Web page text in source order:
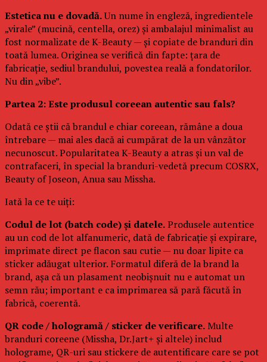
Estetica nu e dovadă.Un nume în engleză, ingredientele
„virale” (mucină, centella, orez) și ambalajul minimalist au
fost normalizate de K-Beauty — și copiate de branduri din
toată lumea. Originea se verifică din fapte: țara de
fabricație, sediul brandului, povestea reală a fondatorilor.
Nu din „vibe”.
Partea 2: Este produsul coreean autentic sau fals?
Odată ce știi că brandul e chiar coreean, rămâne a doua
întrebare — mai ales dacă ai cumpărat de la un vânzător
necunoscut. Popularitatea K-Beauty a atras și un val de
contrafaceri, în special la branduri-vedetă precum COSRX,
Beauty of Joseon, Anua sau Missha.
Iată la ce te uiți:
Codul de lot (batch code) și datele.Produsele autentice
au un cod de lot alfanumeric, dată de fabricație și expirare,
imprimate direct pe flacon sau cutie — nu doar lipite ca
sticker adăugat ulterior. Formatul diferă de la brand la
brand, așa că un plasament neobișnuit nu e automat un
semn rău; important e ca imprimarea să pară făcută în
fabrică, coerentă.
QR code / hologramă / sticker de verificare.Multe
branduri coreene (Missha, Dr.Jart+ și altele) includ
holograme, QR-uri sau stickere de autentificare care se pot